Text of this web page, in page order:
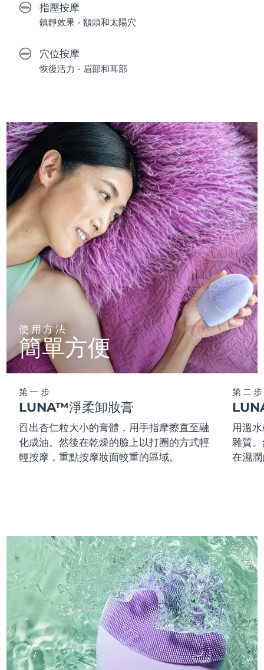
指壓按摩
鎮靜效果 - 額頭和太陽穴
穴位按摩
恢復活力 - 眉部和耳部
使用方法
簡單方便
第一步
LUNA™淨柔卸妝膏
舀出杏仁粒大小的膏體，用手指摩擦直至融
化成油。然後在乾燥的臉上以打圈的方式輕
輕按摩，重點按摩妝面較重的區域。
第二步
用溫
雜質
在濕